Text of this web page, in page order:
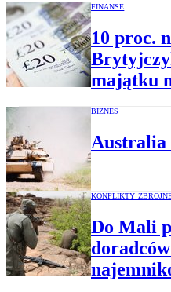
FINANSE
10 proc.
majątku
BIZNES
Australia
KONFLIKTY
Do Mali